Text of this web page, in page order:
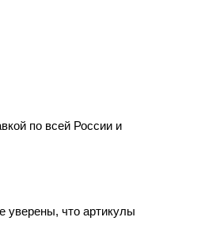
по всей России и
уверены, что артикулы